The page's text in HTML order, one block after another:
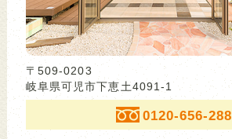
〒509-0203
岐阜県可児市下恵土4091-1
0120-656-288